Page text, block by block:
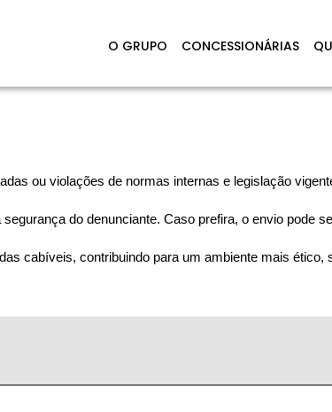
O GRUPO CONCESSIONÁRIAS
ou violações de normas internas e legislação
do denunciante. Caso prefira, o envio pode
cabíveis, contribuindo para um ambiente mais ético,